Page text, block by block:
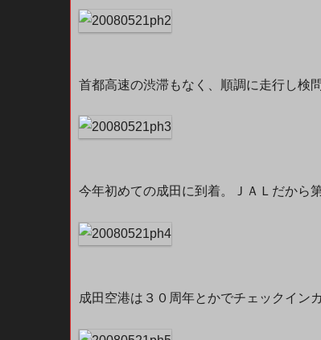
首都高速の渋滞もなく、順調に走行し検
今年初めての成田に到着。ＪＡＬだから
成田空港は３０周年とかでチェックイン